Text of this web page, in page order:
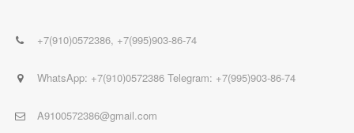
+7(910)0572386, +7(995)903-86-74
WhatsApp: +7(910)0572386 Telegram: +7(995)903-86-74
A9100572386@gmail.com